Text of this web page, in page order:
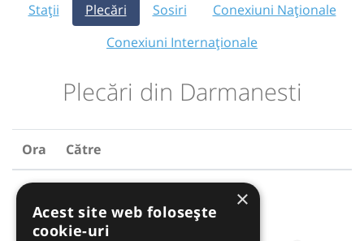
Stații Plecări Sosiri
Conexiuni Naționale
Conexiuni Internaționale
Plecări din Darmanesti
Ora Către
×
Acest site web folosește
cookie-uri